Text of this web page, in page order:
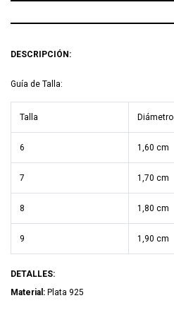
DESCRIPCIÓN:
Guía de Talla:
Talla Diámetro
6 1,60 cm
7 1,70 cm
8 1,80 cm
9 1,90 cm
DETALLES:
Material: Plata 925